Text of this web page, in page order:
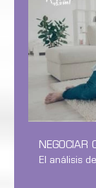
El análisis